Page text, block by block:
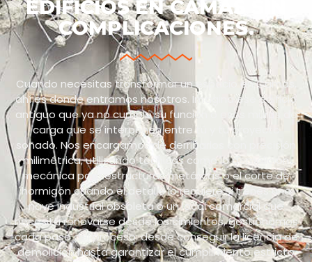
EDIFICIOS EN CAMAS SIN
COMPLICACIONES.
Cuando necesitas transformar un espacio en Camas,
ahí es donde entramos nosotros. Imagina ese edificio
antiguo que ya no cumple su función o esos muros de
carga que se interponen entre tú y tu proyecto
soñado. Nos encargamos de derribarlos con precisión
milimétrica, utilizando técnicas como la demolición
mecánica para estructuras metálicas o el corte de
hormigón cuando el detalle lo requiere.Si tienes una
nave industrial obsoleta o un local comercial que
necesita renovarse desde los cimientos, gestionamos
cada paso del proceso: desde conseguir la licencia de
demolición hasta garantizar el cumplimiento estricto